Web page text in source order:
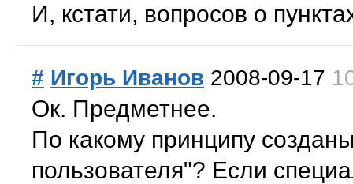
И, кстати, вопросов о
# Игорь Иванов 2008-09-17
Ок. Предметнее.
По какому принципу
пользователя"? Если